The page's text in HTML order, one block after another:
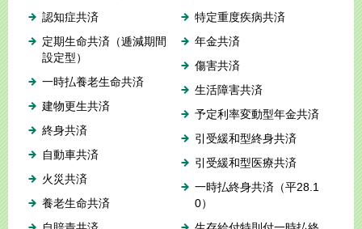
認知症共済
定期生命共済（逓減期間
設定型）
一時払養老生命共済
建物更生共済
終身共済
自動車共済
火災共済
養老生命共済
特定重度疾病共済
年金共済
傷害共済
生活障害共済
予定利率変動型年金共済
引受緩和型終身共済
引受緩和型医療共済
一時払終身共済（平28.1
0）